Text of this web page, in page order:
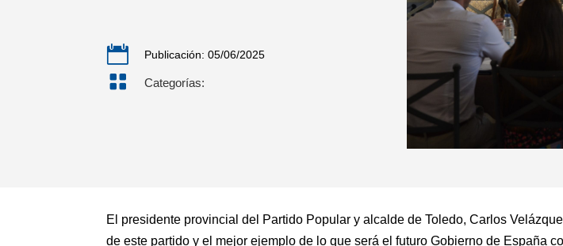
 Publicación: 05/06/2025
 Categorías:
El presidente provincial del Partido Popular y alcalde de Toledo, Carlos
de este partido y el mejor ejemplo de lo que será el futuro Gobierno de España